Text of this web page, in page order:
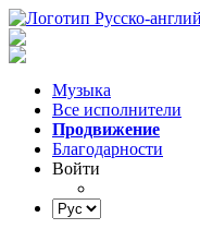
Музыка
Все исполнители
Продвижение
Благодарности
Войти